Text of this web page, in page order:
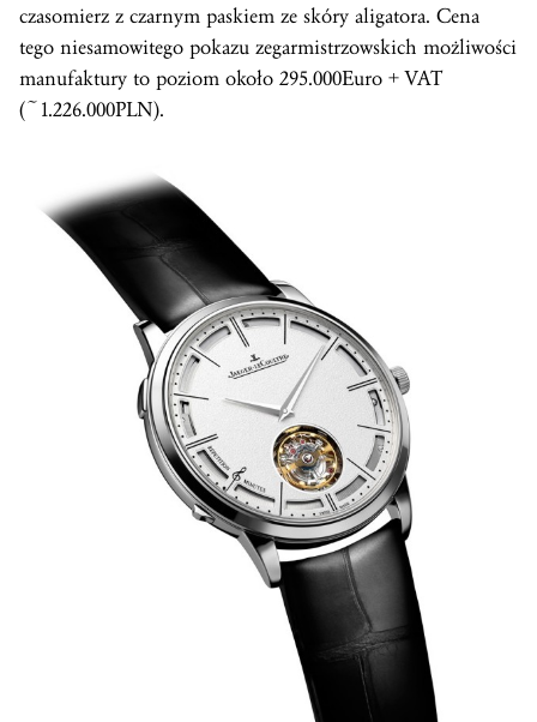
czasomierz z czarnym paskiem ze skóry aligatora. Cena
tego niesamowitego pokazu zegarmistrzowskich możliwości
manufaktury to poziom około 295.000Euro + VAT
(~1.226.000PLN).